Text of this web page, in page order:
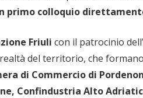
primo colloquio
Friuli con il patrocinio dell’
del territorio, che
di Commercio di
Confindustria Alto